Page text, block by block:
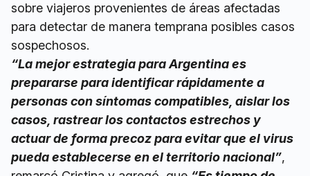
sobre viajeros provenientes de áreas afectadas
para detectar de manera temprana posibles casos
sospechosos.
“La mejor estrategia para Argentina es
prepararse para identificar rápidamente a
personas con síntomas compatibles, aislar los
casos, rastrear los contactos estrechos y
actuar de forma precoz para evitar que el virus
pueda establecerse en el territorio nacional”,